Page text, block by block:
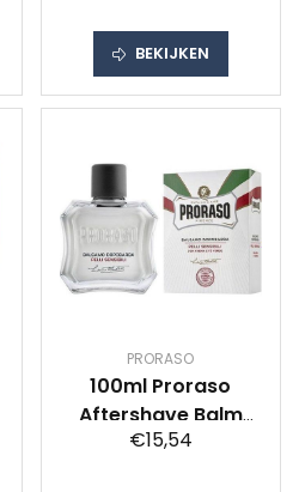
BEKIJKEN
PRORASO
100ml Proraso
Aftershave Balm
Gevoelige Huid
€15,54